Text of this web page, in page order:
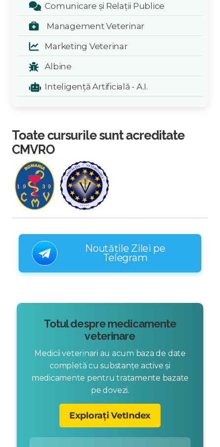
Comunicare și Relații Publice
Management Veterinar
Marketing Veterinar
Albine
Inteligență Artificială - A.I.
Toate cursurile sunt acreditate
CMVRO
Noutățile Zilei pe
Telegram
Totul despre medicamente
veterinare
Medicii veterinari au acum baza de date
completă cu substanțe active și
medicamente pentru tratamente bazate
pe dovezi.
Explorați VetIndex